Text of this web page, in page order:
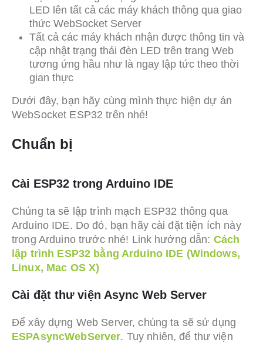
LED lên tất cả các máy khách thông qua giao
thức WebSocket Server
Tất cả các máy khách nhận được thông tin và
cập nhật trạng thái đèn LED trên trang Web
tương ứng hầu như là ngay lập tức theo thời
gian thực
Dưới đây, bạn hãy cùng mình thực hiện dự án
WebSocket ESP32 trên nhé!
Chuẩn bị
Cài ESP32 trong Arduino IDE
Chúng ta sẽ lập trình mạch ESP32 thông qua
Arduino IDE. Do đó, bạn hãy cài đặt tiện ích này
trong Arduino trước nhé! Link hướng dẫn: Cách
lập trình ESP32 bằng Arduino IDE (Windows,
Linux, Mac OS X)
Cài đặt thư viện Async Web Server
Để xây dựng Web Server, chúng ta sẽ sử dụng
ESPAsyncWebServer. Tuy nhiên, để thư viện